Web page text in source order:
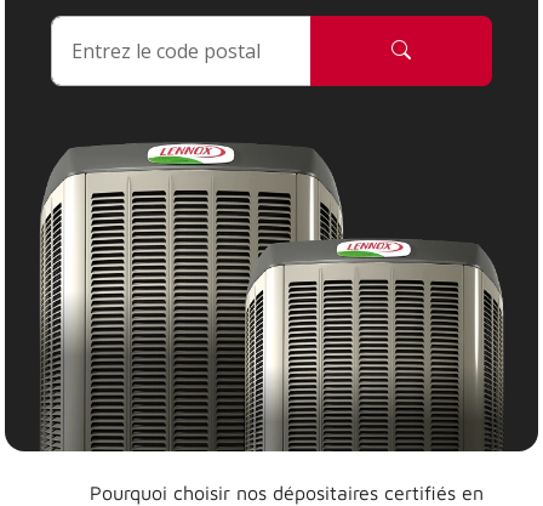
Pourquoi choisir nos dépositaires certifiés en